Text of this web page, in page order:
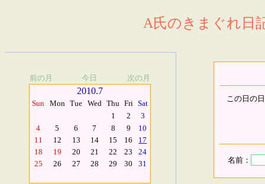
A氏のきまぐれ日
前の月 今日 次の月
2010.7
Sun Mon Tue Wed Thu Fri Sat
1
2
3
4
5 6 7 8 9
10
11
12 13 14 15 16
17
18
19 20 21 22 23
24
25
26 27 28 29 30 31
この日の
名前：